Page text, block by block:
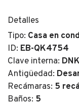
Detalles
Tipo: Casa en
ID: EB-QK4754
Clave interna:
Antigüedad:
Recámaras: 5
Baños: 5